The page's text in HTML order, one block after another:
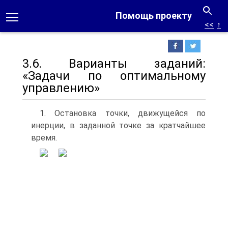
Помощь проекту
<< ↑
3.6. Варианты заданий:
«Задачи по оптимальному
управлению»
1. Остановка точки, движущейся по
инерции, в заданной точке за кратчайшее
время.